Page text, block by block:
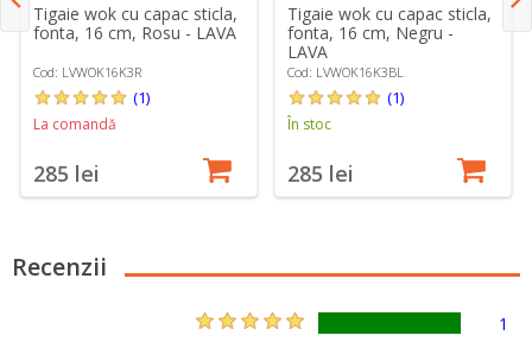
Tigaie wok cu capac sticla,
fonta, 16 cm, Rosu - LAVA
Cod: LVWOK16K3R
(1)
La comandă
285 lei
Tigaie wok cu capac sticla,
fonta, 16 cm, Negru -
LAVA
Cod: LVWOK16K3BL
(1)
În stoc
285 lei
Recenzii
1